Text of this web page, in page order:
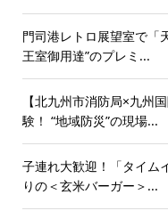
門司港レトロ展望室で
王室御用達”のプレミ...
【北九州市消防局×九州
験！ “地域防災”の現場...
子連れ大歓迎！「タイ
りの＜玄米バーガー＞...